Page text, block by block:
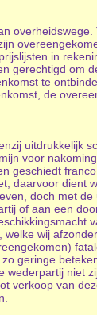
in
gerechtigd om
te
de
uitdrukkelijk
voor
geschiedt
daarvoor dient
doch met
of aan een
wij
geringe
niet
verkoop van